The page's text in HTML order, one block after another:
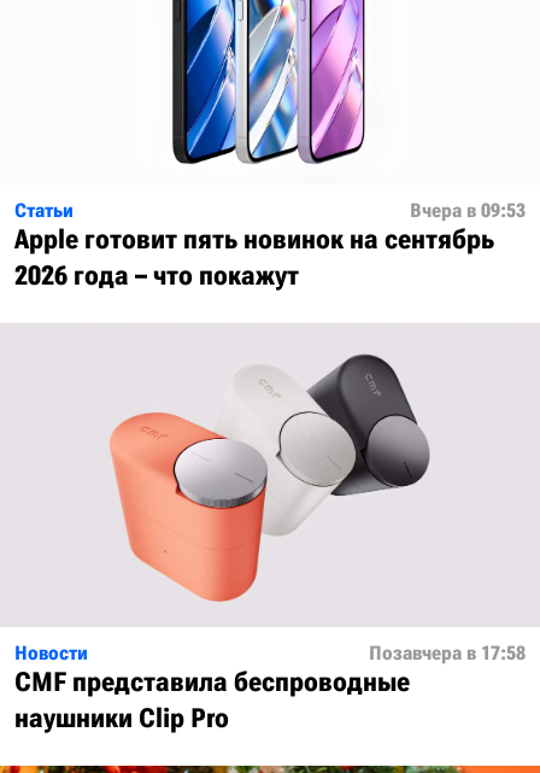
Статьи Вчера в 09:53
Apple готовит пять новинок на сентябрь
2026 года – что покажут
Новости Позавчера в 17:58
CMF представила беспроводные
наушники Clip Pro